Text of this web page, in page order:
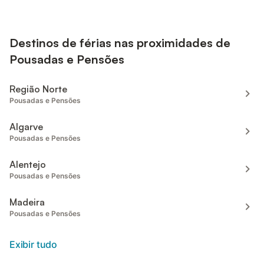
Destinos de férias nas proximidades de
Pousadas e Pensões
Região Norte
Pousadas e Pensões
Algarve
Pousadas e Pensões
Alentejo
Pousadas e Pensões
Madeira
Pousadas e Pensões
Exibir tudo